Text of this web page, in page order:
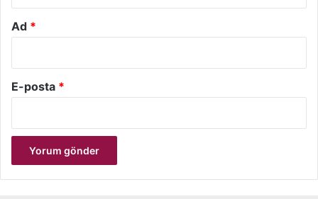
Ad *
E-posta *